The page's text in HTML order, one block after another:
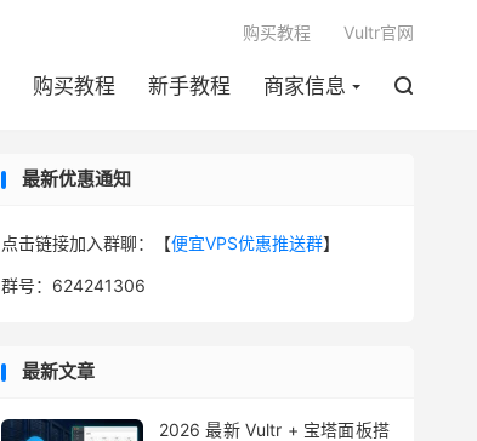
购买教程 新手教程 商家信息 
购买教程 Vultr官网
最新优惠通知
点击链接加入群聊：【便宜VPS优惠推送群】
群号：624241306
最新文章
2026 最新 Vultr + 宝塔面板搭